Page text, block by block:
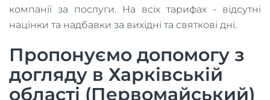
компанії за послуги. На всіх тарифах - відсутні
націнки та надбавки за вихідні та святкові дні.
Пропонуємо допомогу з
догляду в Харківській
області (Первомайський)